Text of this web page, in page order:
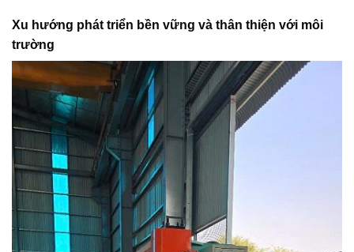
Xu hướng phát triển bền vững và thân thiện với môi
trường